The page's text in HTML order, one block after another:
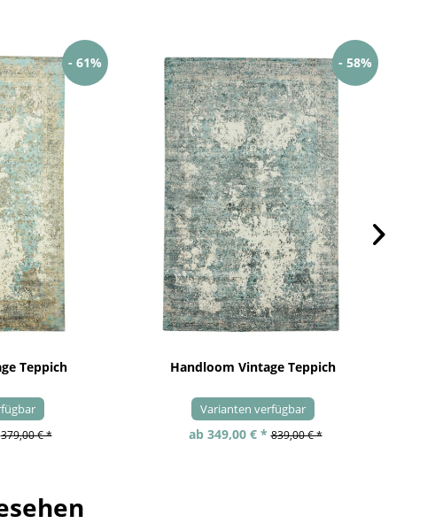
- 61%
Teppich
379,00 € *
- 58%
Handloom Vintage Teppich
Varianten verfügbar
ab 349,00 € * 839,00 € *